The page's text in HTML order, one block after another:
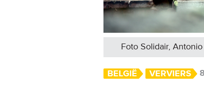
Foto Solidair,
BELGIË VERVIERS